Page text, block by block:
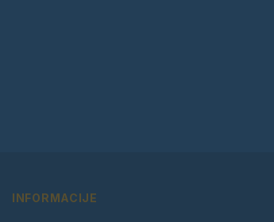
INFORMACIJE